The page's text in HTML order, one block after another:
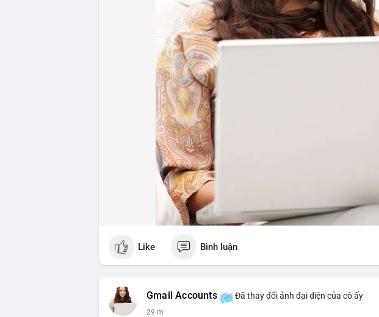
#feargreedindex #bip110fork #brazilcryptoregulation
Like Bình luận
Gmail Accounts Đã thay đổi ảnh đại diện của cô ấy
29 m